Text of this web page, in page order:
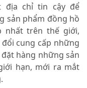
địa chỉ tin cậy để
sản phẩm đồng hồ
nhất trên thế giới,
cung cấp những
hàng những sản
hạn, mới ra mắt